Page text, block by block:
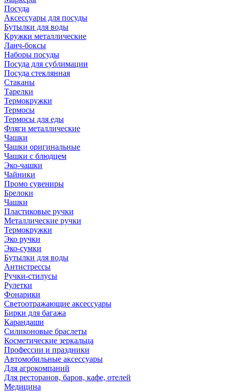
Посуда
Аксессуары для посуды
Бутылки для воды
Кружки металлические
Ланч-боксы
Наборы посуды
Посуда для сублимации
Посуда стеклянная
Стаканы
Тарелки
Термокружки
Термосы
Термосы для еды
Фляги металлические
Чашки
Чашки оригинальные
Чашки с блюдцем
Эко-чашки
Чайники
Промо сувениры
Брелоки
Чашки
Пластиковые ручки
Металлические ручки
Термокружки
Эко ручки
Эко-сумки
Бутылки для воды
Антистрессы
Ручки-стилусы
Рулетки
Фонарики
Светоотражающие аксессуары
Бирки для багажа
Карандаши
Силиконовые браслеты
Косметические зеркальца
Профессии и праздники
Автомобильные аксессуары
Для агрокомпаний
Для ресторанов, баров, кафе, отелей
Медицина